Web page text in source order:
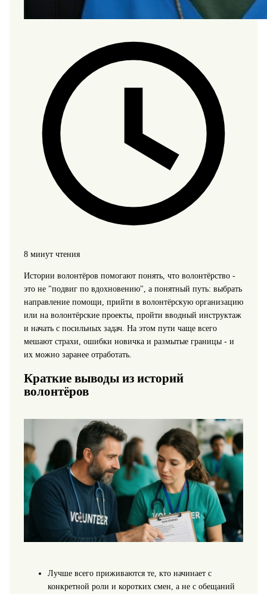
8 минут чтения
Истории волонтёров помогают понять, что волонтёрство -
это не "подвиг по вдохновению", а понятный путь: выбрать
направление помощи, прийти в волонтёрскую организацию
или на волонтёрские проекты, пройти вводный инструктаж
и начать с посильных задач. На этом пути чаще всего
мешают страхи, ошибки новичка и размытые границы - и
их можно заранее отработать.
Краткие выводы из историй
волонтёров
Лучше всего приживаются те, кто начинает с
конкретной роли и коротких смен, а не с обещаний